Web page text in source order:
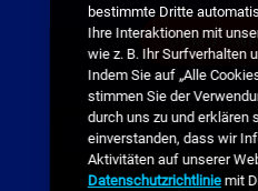
bestimmte Dritte
Ihre Interaktionen mit
wie z. B. Ihr Surfverhalten
Indem Sie auf „Alle
stimmen Sie der
durch uns zu und erklären
einverstanden, dass wir
Aktivitäten auf unserer
Datenschutzrichtliniemit